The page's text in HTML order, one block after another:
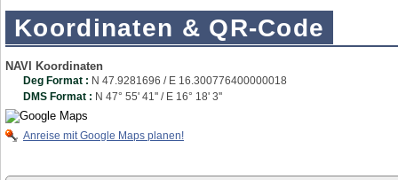
Koordinaten & QR-Code
NAVI Koordinaten
Deg Format : N 47.9281696 / E 16.300776400000018
DMS Format : N 47° 55' 41'' / E 16° 18' 3''
Anreise mit Google Maps planen!